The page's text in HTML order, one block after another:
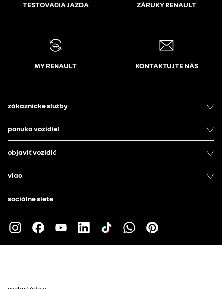
TESTOVACIA JAZDA ZÁRUKY RENAULT
MY RENAULT KONTAKTUJTE NÁS
zákaznícke služby
ponuka vozidiel
objaviť vozidlá
viac
sociálne siete